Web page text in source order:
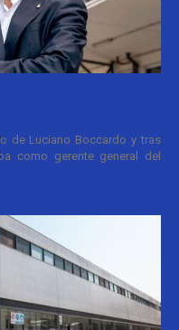
de Luciano Boccardo y tras
como gerente general del